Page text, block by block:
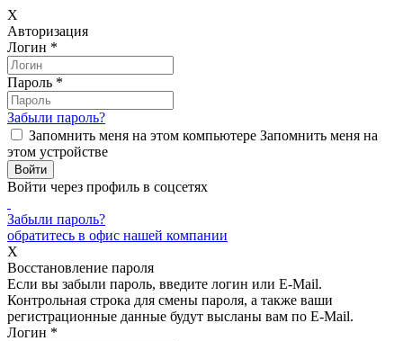
X
Авторизация
Логин *
Пароль *
Забыли пароль?
Запомнить меня на этом компьютере Запомнить меня на
этом устройстве
Войти через профиль в соцсетях
Забыли пароль?
обратитесь в офис нашей компании
X
Восстановление пароля
Если вы забыли пароль, введите логин или E-Mail.
Контрольная строка для смены пароля, а также ваши
регистрационные данные будут высланы вам по E-Mail.
Логин *